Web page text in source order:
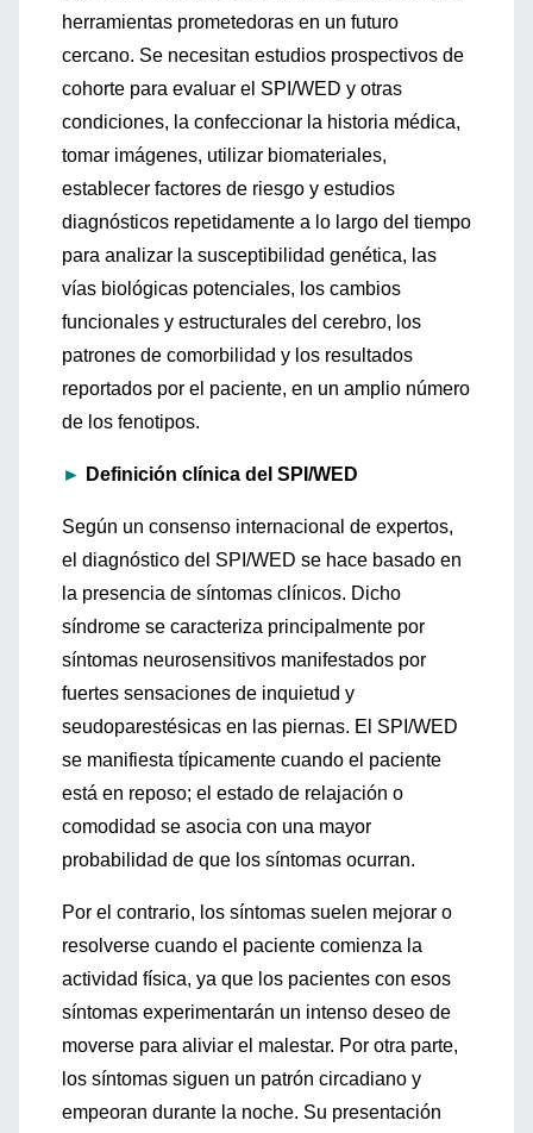
herramientas prometedoras en un futuro
cercano. Se necesitan estudios prospectivos de
cohorte para evaluar el SPI/WED y otras
condiciones, la confeccionar la historia médica,
tomar imágenes, utilizar biomateriales,
establecer factores de riesgo y estudios
diagnósticos repetidamente a lo largo del tiempo
para analizar la susceptibilidad genética, las
vías biológicas potenciales, los cambios
funcionales y estructurales del cerebro, los
patrones de comorbilidad y los resultados
reportados por el paciente, en un amplio número
de los fenotipos.
► Definición clínica del SPI/WED
Según un consenso internacional de expertos,
el diagnóstico del SPI/WED se hace basado en
la presencia de síntomas clínicos. Dicho
síndrome se caracteriza principalmente por
síntomas neurosensitivos manifestados por
fuertes sensaciones de inquietud y
seudoparestésicas en las piernas. El SPI/WED
se manifiesta típicamente cuando el paciente
está en reposo; el estado de relajación o
comodidad se asocia con una mayor
probabilidad de que los síntomas ocurran.
Por el contrario, los síntomas suelen mejorar o
resolverse cuando el paciente comienza la
actividad física, ya que los pacientes con esos
síntomas experimentarán un intenso deseo de
moverse para aliviar el malestar. Por otra parte,
los síntomas siguen un patrón circadiano y
empeoran durante la noche. Su presentación